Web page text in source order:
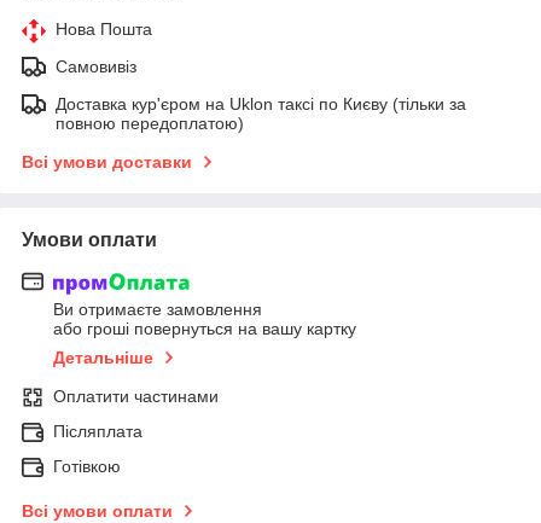
Нова Пошта
Самовивіз
Доставка кур'єром на Uklon таксі по Києву (тільки за
повною передоплатою)
Всі умови доставки
Умови оплати
Ви отримаєте замовлення
або гроші повернуться на вашу картку
Детальніше
Оплатити частинами
Післяплата
Готівкою
Всі умови оплати